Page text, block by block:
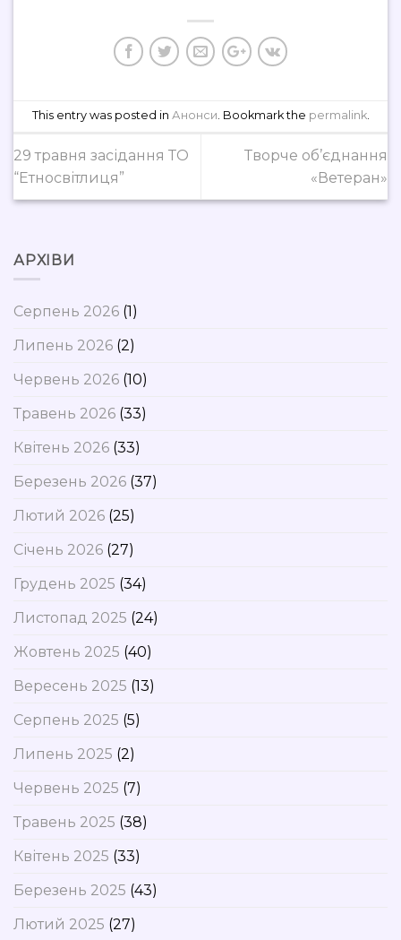
This entry was posted in Анонси . Bookmark the permalink.
29 травня засідання ТО
“Етносвітлиця”
Творче об’єднання
«Ветеран»
АРХІВИ
Серпень 2026 (1)
Липень 2026 (2)
Червень 2026 (10)
Травень 2026 (33)
Квітень 2026 (33)
Березень 2026 (37)
Лютий 2026 (25)
Січень 2026 (27)
Грудень 2025 (34)
Листопад 2025 (24)
Жовтень 2025 (40)
Вересень 2025 (13)
Серпень 2025 (5)
Липень 2025 (2)
Червень 2025 (7)
Травень 2025 (38)
Квітень 2025 (33)
Березень 2025 (43)
Лютий 2025 (27)